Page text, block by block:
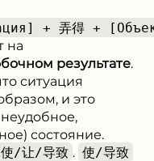
+ 弄得 +
на
результате.
ситуация
и это
состояние.
使/让/导致 . 使/导致